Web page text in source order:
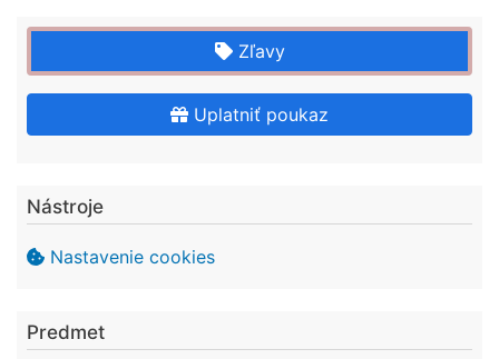
Zľavy
Uplatniť poukaz
Nástroje
Nastavenie cookies
Predmet